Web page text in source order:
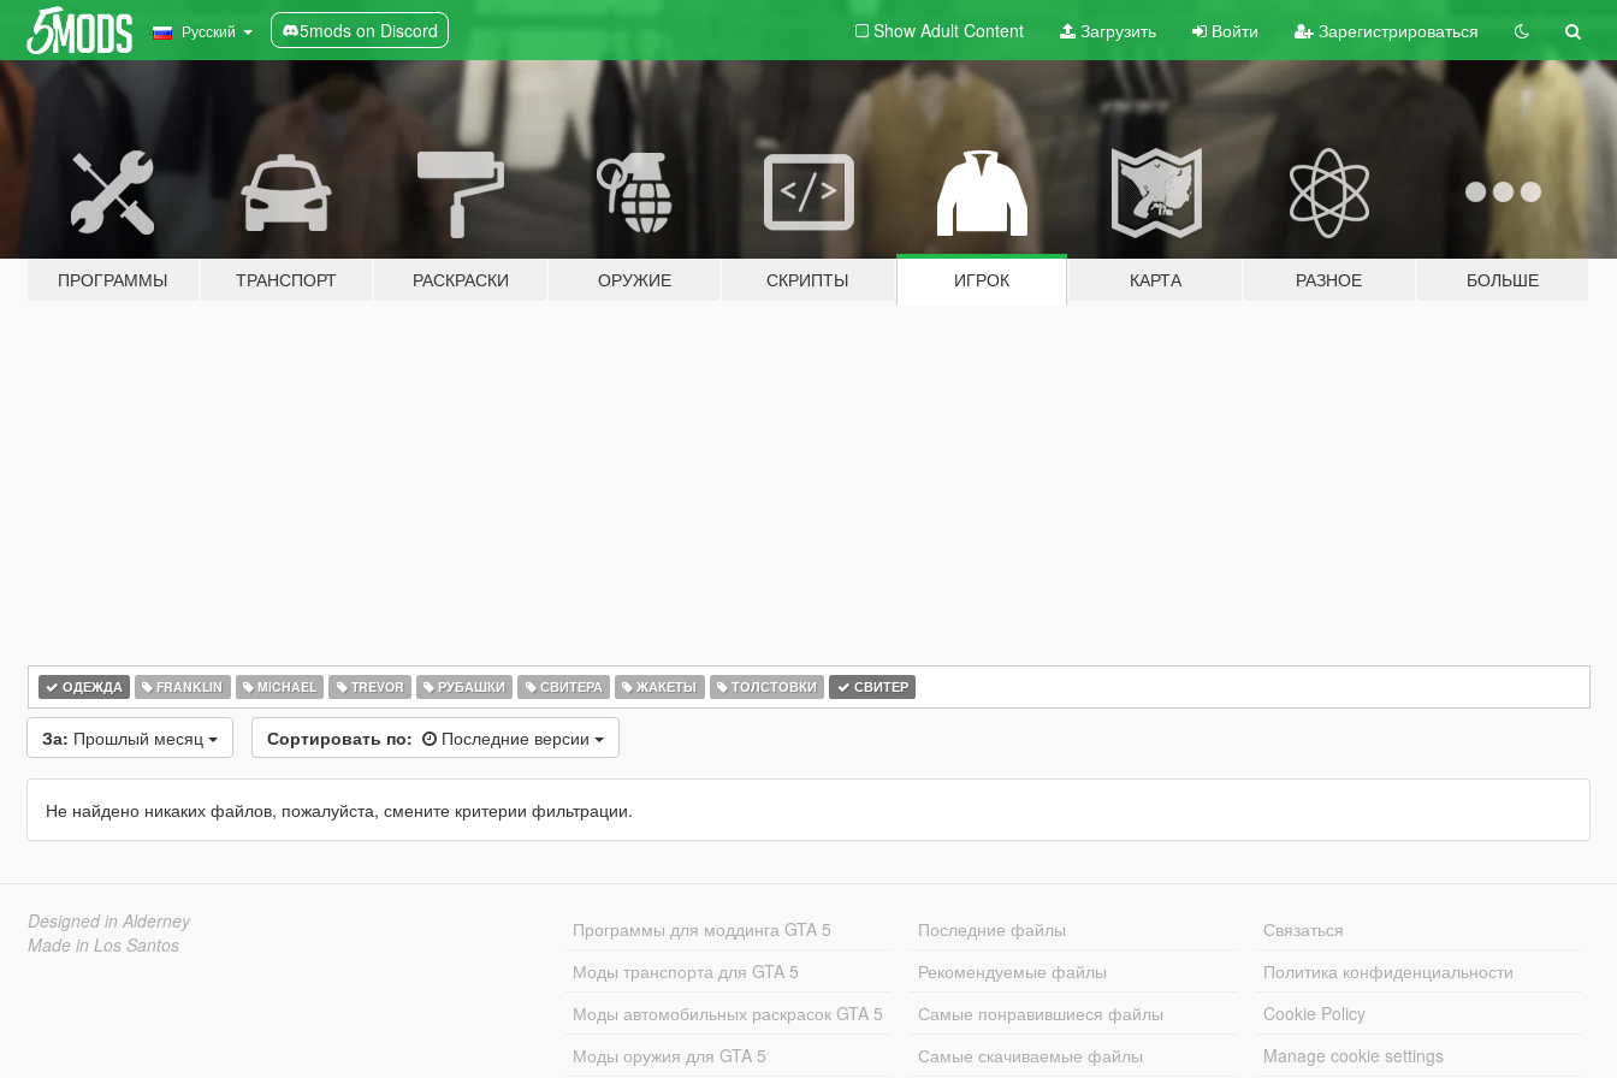
Русский 5mods on Discord Show Adult Content Загрузить Войти Зарегистрироваться
ПРОГРАММЫ ТРАНСПОРТ РАСКРАСКИ ОРУЖИЕ СКРИПТЫ ИГРОК КАРТА РАЗНОЕ БОЛЬШЕ
ОДЕЖДА FRANKLIN MICHAEL TREVOR РУБАШКИ СВИТЕРА ЖАКЕТЫ ТОЛСТОВКИ СВИТЕР
За: Прошлый месяц Сортировать по: Последние версии
Не найдено никаких файлов, пожалуйста, смените критерии фильтрации.
Designed in Alderney
Made in Los Santos
Программы для моддинга GTA 5
Моды транспорта для GTA 5
Моды автомобильных раскрасок GTA 5
Моды оружия для GTA 5
Последние файлы
Рекомендуемые файлы
Самые понравившиеся файлы
Самые скачиваемые файлы
Связаться
Политика конфиденциальности
Cookie Policy
Manage cookie settings